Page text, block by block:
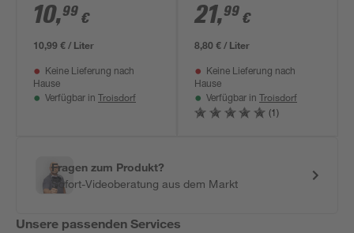
10,99 €
10,99 € / Liter
Keine Lieferung nach
Hause
Verfügbar in Troisdorf
21,99 €
8,80 € / Liter
Keine Lieferung nach
Hause
Verfügbar in Troisdorf
(1)
Fragen zum Produkt?
Sofort-Videoberatung aus dem Markt
Unsere passenden Services